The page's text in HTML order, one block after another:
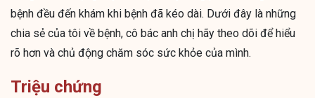
bệnh đều đến khám khi bệnh đã kéo dài. Dưới đây là những
chia sẻ của tôi về bệnh, cô bác anh chị hãy theo dõi để hiểu
rõ hơn và chủ động chăm sóc sức khỏe của mình.
Triệu chứng